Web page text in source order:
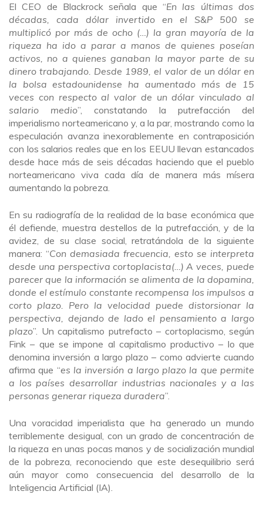
El CEO de Blackrock señala que “En las últimas dos
décadas, cada dólar invertido en el S&P 500 se
multiplicó por más de ocho (…) la gran mayoría de la
riqueza ha ido a parar a manos de quienes poseían
activos, no a quienes ganaban la mayor parte de su
dinero trabajando. Desde 1989, el valor de un dólar en
la bolsa estadounidense ha aumentado más de 15
veces con respecto al valor de un dólar vinculado al
salario medio”, constatando la putrefacción del
imperialismo norteamericano y, a la par, mostrando como la
especulación avanza inexorablemente en contraposición
con los salarios reales que en los EEUU llevan estancados
desde hace más de seis décadas haciendo que el pueblo
norteamericano viva cada día de manera más mísera
aumentando la pobreza.
En su radiografía de la realidad de la base económica que
él defiende, muestra destellos de la putrefacción, y de la
avidez, de su clase social, retratándola de la siguiente
manera: “Con demasiada frecuencia, esto se interpreta
desde una perspectiva cortoplacista(…) A veces, puede
parecer que la información se alimenta de la dopamina,
donde el estímulo constante recompensa los impulsos a
corto plazo. Pero la velocidad puede distorsionar la
perspectiva, dejando de lado el pensamiento a largo
plazo”. Un capitalismo putrefacto – cortoplacismo, según
Fink – que se impone al capitalismo productivo – lo que
denomina inversión a largo plazo – como advierte cuando
afirma que “es la inversión a largo plazo la que permite
a los países desarrollar industrias nacionales y a las
personas generar riqueza duradera”.
Una voracidad imperialista que ha generado un mundo
terriblemente desigual, con un grado de concentración de
la riqueza en unas pocas manos y de socialización mundial
de la pobreza, reconociendo que este desequilibrio será
aún mayor como consecuencia del desarrollo de la
Inteligencia Artificial (IA).